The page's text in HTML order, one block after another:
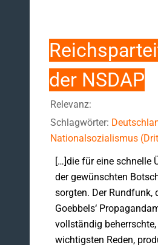
der NSDAP
Relevanz:
Schlagwörter:
Nationalsozialismus
[…]die für eine schnelle
der gewünschten
sorgten. Der Rundfunk,
Goebbels‘
vollständig
wichtigsten Reden,